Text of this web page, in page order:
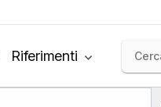
Riferimenti